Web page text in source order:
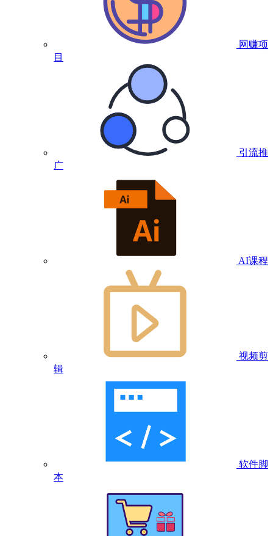
网赚项
目
引流推
广
AI课程
视频剪
辑
软件脚
本